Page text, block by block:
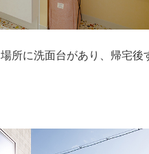
所に洗面台があり、帰宅後